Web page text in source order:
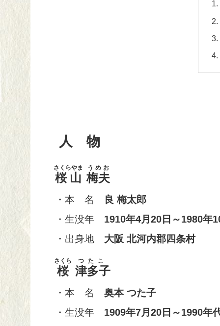
人 物
桜山
さくらやま
梅夫
うめお
・本 名
良 梅太郎
・生没年 1910年4月20日～1980年
・出身地 大阪 北河内郡四条村
桜
さくら
津多子
つたこ
・本 名 奥本 つた子
・生没年 1909年7月20日～1990年